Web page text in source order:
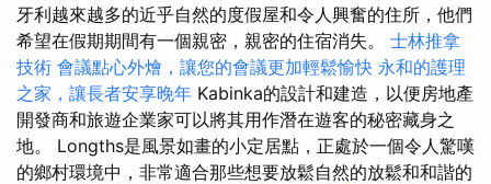
牙利越來越多的近乎自然的度假屋和令人興奮的住所，他們
希望在假期期間有一個親密，親密的住宿消失。 士林推拿
技術 會議點心外燴，讓您的會議更加輕鬆愉快 永和的護理
之家，讓長者安享晚年 Kabinka的設計和建造，以便房地產
開發商和旅遊企業家可以將其用作潛在遊客的秘密藏身之
地。 Longths是風景如畫的小定居點，正處於一個令人驚嘆
的鄉村環境中，非常適合那些想要放鬆自然的放鬆和和諧的